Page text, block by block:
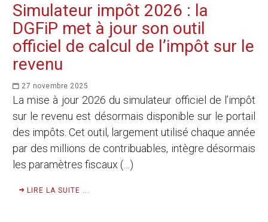
Simulateur impôt 2026 : la
DGFiP met à jour son outil
officiel de calcul de l’impôt sur le
revenu
27 novembre 2025
La mise à jour 2026 du simulateur officiel de l’impôt
sur le revenu est désormais disponible sur le portail
des impôts. Cet outil, largement utilisé chaque année
par des millions de contribuables, intègre désormais
les paramètres fiscaux (…)
LIRE LA SUITE ...